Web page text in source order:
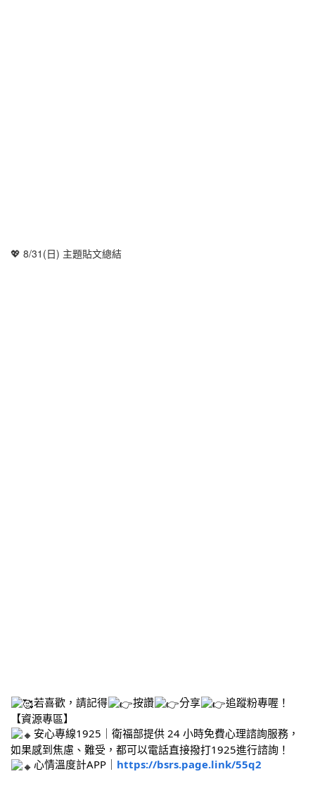
💖 8/31(日) 主題貼文總結
若喜歡，請記得 按讚 分享
追蹤粉專喔！
【資源專區】
安心專線1925｜衛福部提供 24 小時免費心理諮詢服務，
如果感到焦慮、難受，都可以電話直接撥打1925進行諮詢！
心情溫度計APP｜ https://bsrs.page.link/55q2